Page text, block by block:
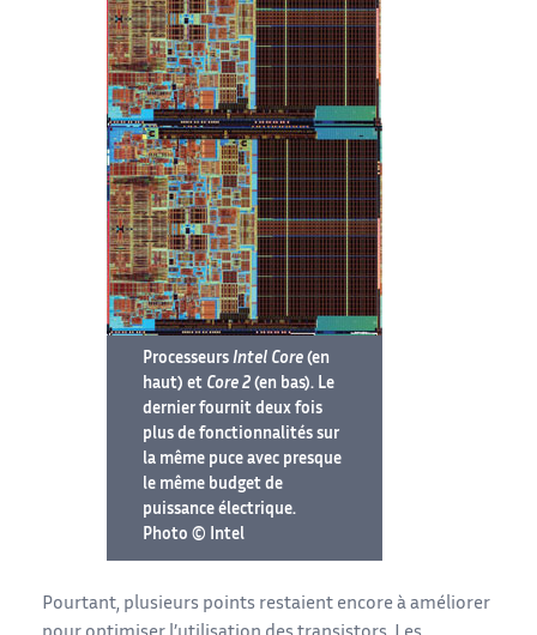
Processeurs Intel Core (en
haut) et Core 2 (en bas). Le
dernier fournit deux fois
plus de fonctionnalités sur
la même puce avec presque
le même budget de
puissance électrique.
Photo © Intel
Pourtant, plusieurs points restaient encore à améliorer